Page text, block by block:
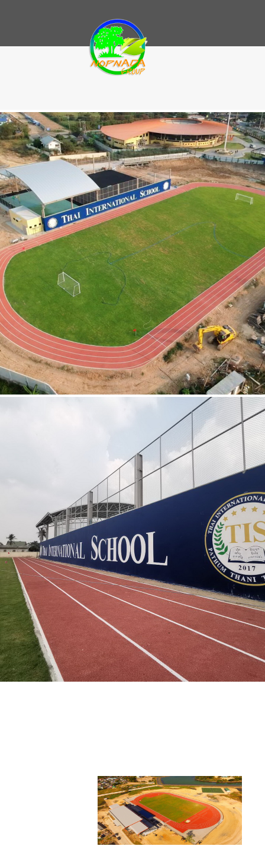
โรงเรียนไทยอินเตอร์เนชั่นเนล